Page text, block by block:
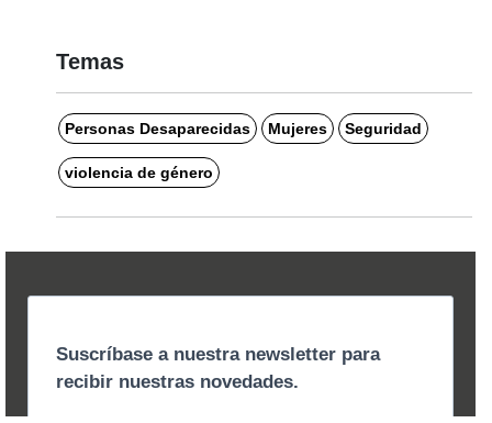
Temas
Personas Desaparecidas Mujeres Seguridad
violencia de género